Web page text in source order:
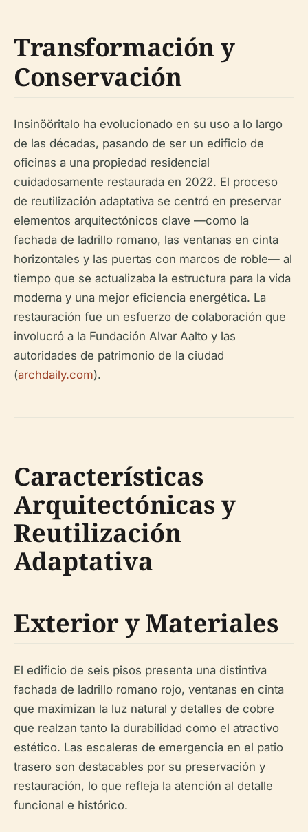
Transformación y
Conservación
Insinööritalo ha evolucionado en su uso a lo largo
de las décadas, pasando de ser un edificio de
oficinas a una propiedad residencial
cuidadosamente restaurada en 2022. El proceso
de reutilización adaptativa se centró en preservar
elementos arquitectónicos clave —como la
fachada de ladrillo romano, las ventanas en cinta
horizontales y las puertas con marcos de roble— al
tiempo que se actualizaba la estructura para la vida
moderna y una mejor eficiencia energética. La
restauración fue un esfuerzo de colaboración que
involucró a la Fundación Alvar Aalto y las
autoridades de patrimonio de la ciudad
(archdaily.com).
Características
Arquitectónicas y
Reutilización
Adaptativa
Exterior y Materiales
El edificio de seis pisos presenta una distintiva
fachada de ladrillo romano rojo, ventanas en cinta
que maximizan la luz natural y detalles de cobre
que realzan tanto la durabilidad como el atractivo
estético. Las escaleras de emergencia en el patio
trasero son destacables por su preservación y
restauración, lo que refleja la atención al detalle
funcional e histórico.